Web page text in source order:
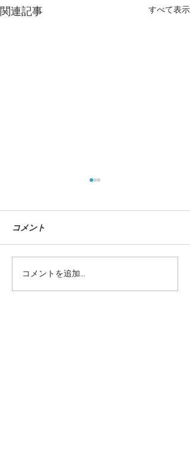
関連記事 すべて表示
9月末発売の連載2件
コメント
コメントを追加…